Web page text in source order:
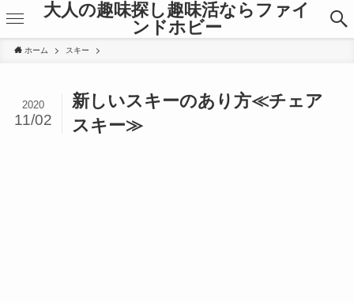
大人の趣味探し趣味活ならファイ
ンドホビー
ホーム スキー
新しいスキーのあり方≪チェア
スキー≫
2020
11/02